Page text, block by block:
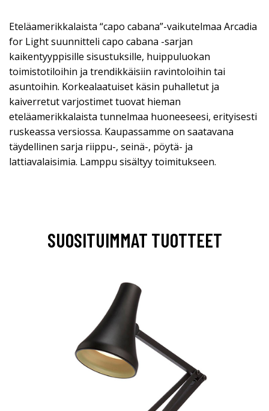
Eteläamerikkalaista “capo cabana”-vaikutelmaa Arcadia
for Light suunnitteli capo cabana -sarjan
kaikentyyppisille sisustuksille, huippuluokan
toimistotiloihin ja trendikkäisiin ravintoloihin tai
asuntoihin. Korkealaatuiset käsin puhalletut ja
kaiverretut varjostimet tuovat hieman
eteläamerikkalaista tunnelmaa huoneeseesi, erityisesti
ruskeassa versiossa. Kaupassamme on saatavana
täydellinen sarja riippu-, seinä-, pöytä- ja
lattiavalaisimia. Lamppu sisältyy toimitukseen.
SUOSITUIMMAT TUOTTEET